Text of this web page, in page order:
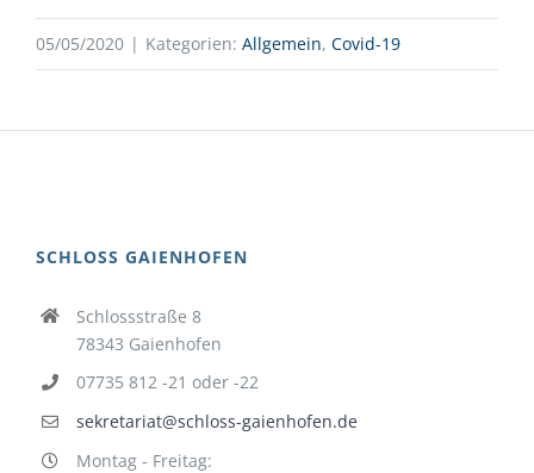
05/05/2020 | Kategorien: Allgemein, Covid-19
SCHLOSS GAIENHOFEN
Schlossstraße 8
78343 Gaienhofen
07735 812 -21 oder -22
sekretariat@schloss-gaienhofen.de
Montag - Freitag: